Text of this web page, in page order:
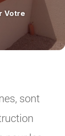
Votre
sont